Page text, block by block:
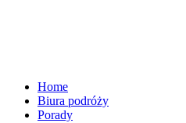
Home
Biura podróży
Porady